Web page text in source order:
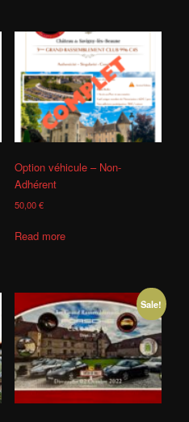
Option véhicule – Non-
Adhérent
50,00€
Read more
Sale!